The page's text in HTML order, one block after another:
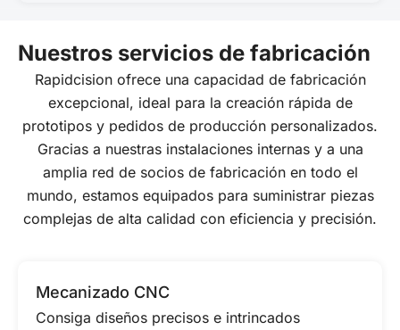
Nuestros servicios de fabricación
Rapidcision ofrece una capacidad de fabricación
excepcional, ideal para la creación rápida de
prototipos y pedidos de producción personalizados.
Gracias a nuestras instalaciones internas y a una
amplia red de socios de fabricación en todo el
mundo, estamos equipados para suministrar piezas
complejas de alta calidad con eficiencia y precisión.
Mecanizado CNC
Consiga diseños precisos e intrincados